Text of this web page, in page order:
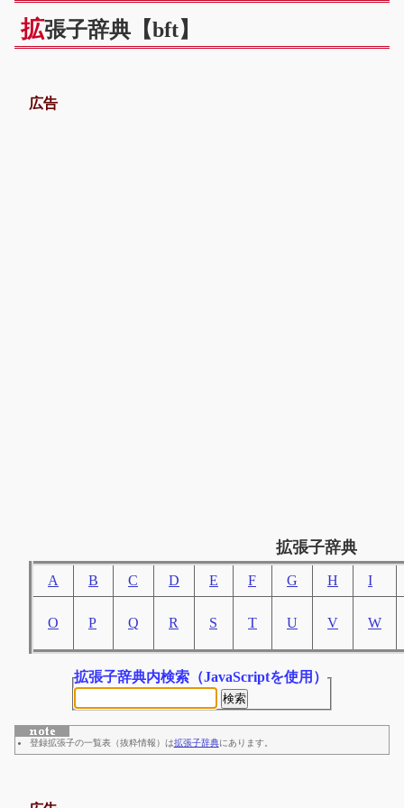
拡張子辞典【bft】
広告
拡張子辞典
A B C D E F G H I
O P Q R S T U V W
拡張子辞典内検索 （JavaScriptを使用）
登録拡張子の一覧表（抜粋情報）は拡張子辞典にあります。